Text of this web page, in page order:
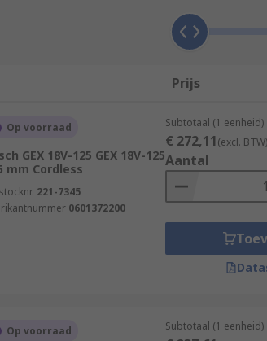
Prijs
Op voorraad
GEX 18V-125 GEX 18V-125
mm Cordless
221-7345
0601372200
Subtotaal (1 eenheid)
€ 272,11(excl. BTW)
Aantal
Op voorraad Subtotaal (1 eenheid)